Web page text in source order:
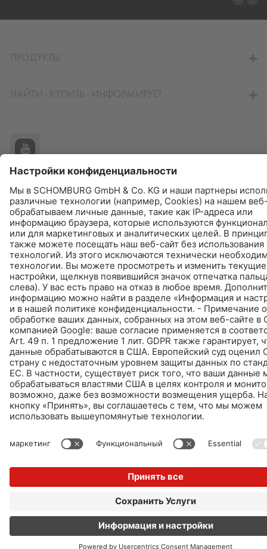
© Schomburg.Импрессум| Информация по защите данных для посетителей сайта|
Информация о защите данных
Дизайн и реализация +| LOUIS INTERNET